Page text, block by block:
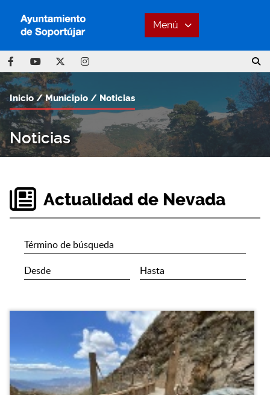
Menú
Noticias
Inicio Municipio Noticias
Actualidad de Nevada